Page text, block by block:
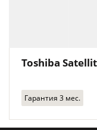
Toshiba
Гарантия 3 мес.